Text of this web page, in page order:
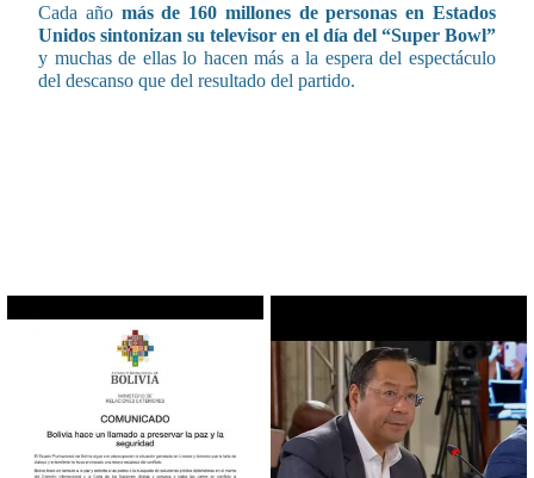
Cada año más de 160 millones de personas en Estados
Unidos sintonizan su televisor en el día del “Super Bowl”
y muchas de ellas lo hacen más a la espera del espectáculo
del descanso que del resultado del partido.